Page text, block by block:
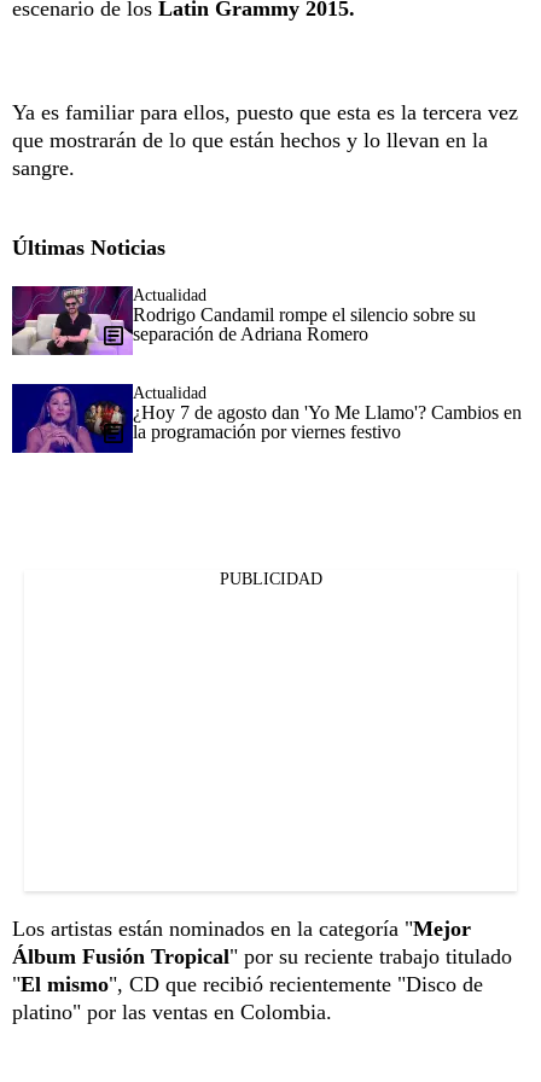
escenario de los Latin Grammy 2015.
Ya es familiar para ellos, puesto que esta es la tercera vez
que mostrarán de lo que están hechos y lo llevan en la
sangre.
Últimas Noticias
Actualidad
Rodrigo Candamil rompe el silencio sobre su
separación de Adriana Romero
Actualidad
¿Hoy 7 de agosto dan 'Yo Me Llamo'? Cambios en
la programación por viernes festivo
PUBLICIDAD
Los artistas están nominados en la categoría "Mejor
Álbum Fusión Tropical" por su reciente trabajo titulado
"El mismo", CD que recibió recientemente "Disco de
platino" por las ventas en Colombia.